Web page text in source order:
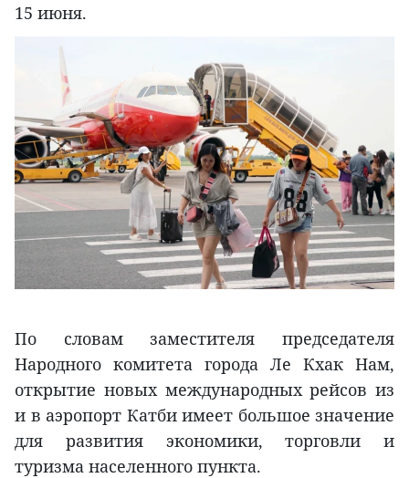
15 июня.
По словам заместителя председателя
Народного комитета города Ле Кхак Нам,
открытие новых международных рейсов из
и в аэропорт Катби имеет большое значение
для развития экономики, торговли и
туризма населенного пункта.